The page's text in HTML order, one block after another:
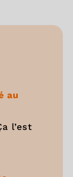
au
l’est